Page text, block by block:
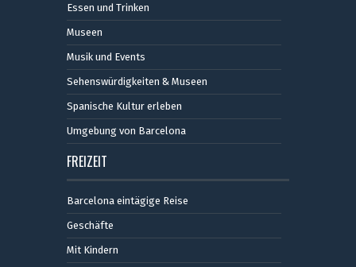
Essen und Trinken
Museen
Musik und Events
Sehenswürdigkeiten & Museen
Spanische Kultur erleben
Umgebung von Barcelona
FREIZEIT
Barcelona eintägige Reise
Geschäfte
Mit Kindern